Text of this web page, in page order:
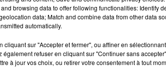
browsing data to offer following functionalities: Identify
data; Match and combine data from other data
automatically.
cliquant sur "Accepter et fermer", ou affiner en
également refuser en cliquant sur "Continuer sans
à jour vos choix, ou retirer votre consentement à tout